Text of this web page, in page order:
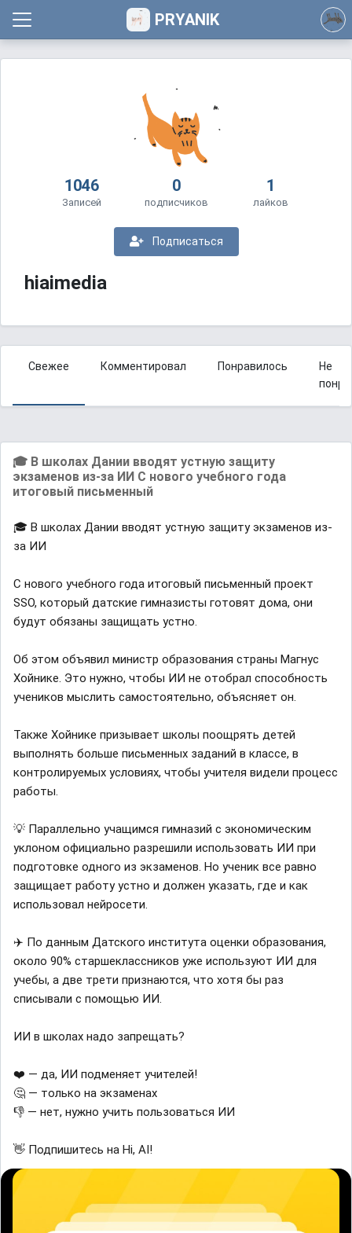
PRYANIK
1046
Записей
0
подписчиков
1
лайков
Подписаться
hiaimedia
Свежее Комментировал Понравилось
Не
🎓 В школах Дании вводят устную защиту
экзаменов из-за ИИ С нового учебного года
итоговый письменный
🎓 В школах Дании вводят устную защиту экзаменов из-
за ИИ
С нового учебного года итоговый письменный проект
SSO, который датские гимназисты готовят дома, они
будут обязаны защищать устно.
Об этом объявил министр образования страны Магнус
Хойнике. Это нужно, чтобы ИИ не отобрал способность
учеников мыслить самостоятельно, объясняет он.
Также Хойнике призывает школы поощрять детей
выполнять больше письменных заданий в классе, в
контролируемых условиях, чтобы учителя видели процесс
работы.
💡 Параллельно учащимся гимназий с экономическим
уклоном официально разрешили использовать ИИ при
подготовке одного из экзаменов. Но ученик все равно
защищает работу устно и должен указать, где и как
использовал нейросети.
✈️ По данным Датского института оценки образования,
около 90% старшеклассников уже используют ИИ для
учебы, а две трети признаются, что хотя бы раз
списывали с помощью ИИ.
ИИ в школах надо запрещать?
❤️ — да, ИИ подменяет учителей!
🤔 — только на экзаменах
👎 — нет, нужно учить пользоваться ИИ
👋 Подпишитесь на Hi, AI!